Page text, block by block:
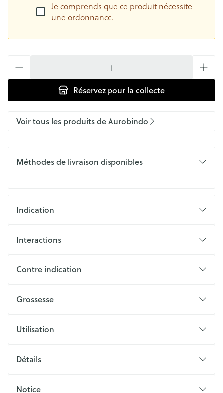
Je comprends que ce produit nécessite
une ordonnance.
Réservez pour la collecte
Voir tous les produits de Aurobindo
Méthodes de livraison disponibles
Indication
Interactions
Contre indication
Grossesse
Utilisation
Détails
Notice